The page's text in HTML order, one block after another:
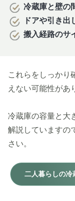
冷蔵庫と壁の
ドアや引き出
搬入経路のサ
これらをしっかり
えない可能性があ
冷蔵庫の容量と大
解説していますの
さい。
二人暮らしの